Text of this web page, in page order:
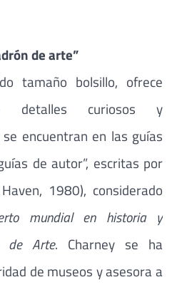
de arte”
tamaño bolsillo, ofrece
detalles curiosos y
encuentran en las guías
de autor”, escritas por
1980), considerado
mundial en historia y
de Arte. Charney se ha
de museos y asesora a